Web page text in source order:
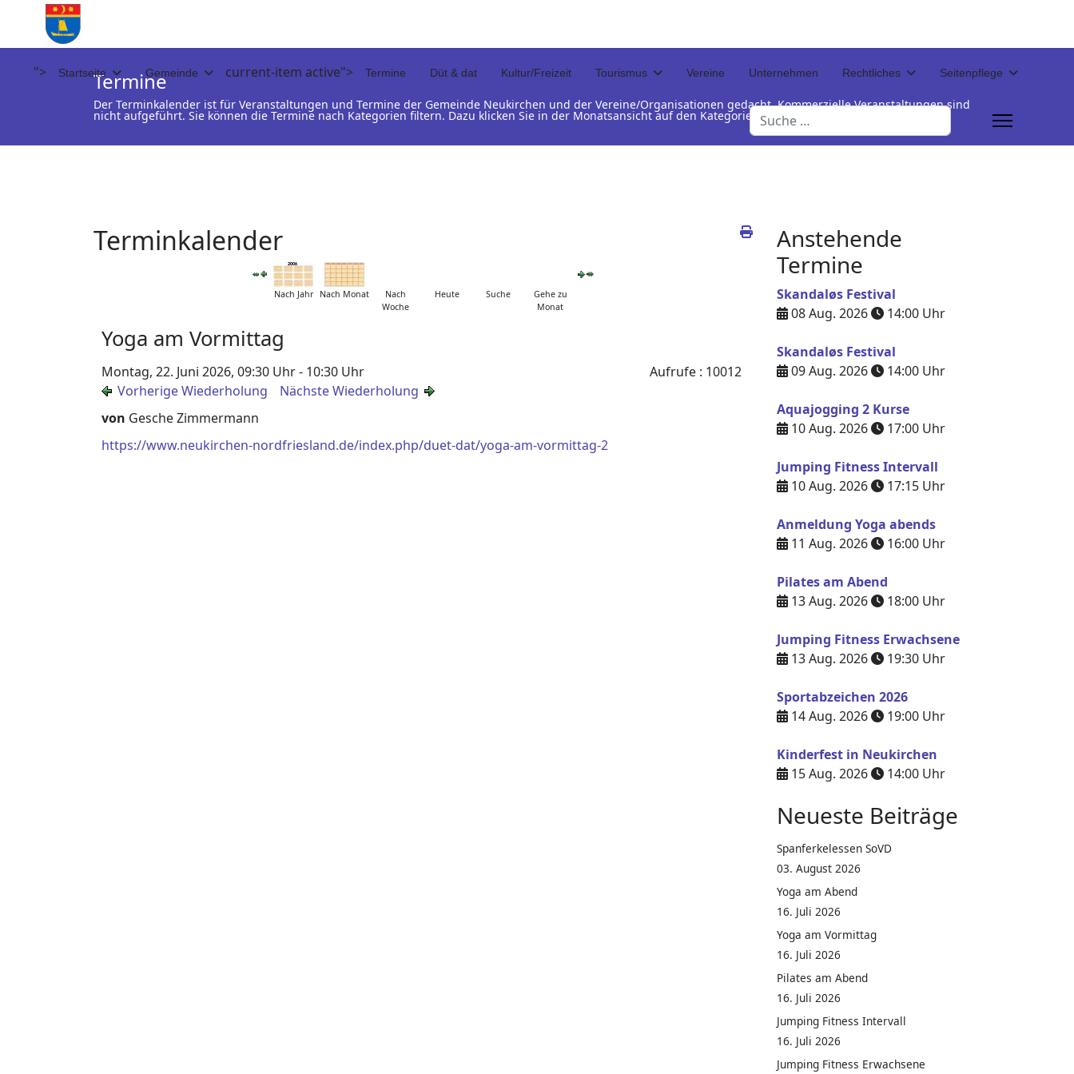
"> Startseite Gemeinde current-item active"> Termine Düt & dat Kultur/Freizeit Tourismus Vereine Unternehmen Rechtliches Seitenpflege
Suchen
Termine
Der Terminkalender ist für Veranstaltungen und Termine der Gemeinde Neukirchen und der Vereine/Organisationen gedacht. Kommerzielle Veranstaltungen sind
nicht aufgeführt. Sie können die Termine nach Kategorien filtern. Dazu klicken Sie in der Monatsansicht auf den Kategorienamen unterhalb der Termintabelle
Terminkalender
Nach Jahr Nach Monat
Nach
Woche
Heute Suche
Gehe zu
Monat
Yoga am Vormittag
Montag, 22. Juni 2026, 09:30 Uhr - 10:30 Uhr
Vorherige Wiederholung
Nächste Wiederholung
Aufrufe: 10012
von Gesche Zimmermann
https://www.neukirchen-nordfriesland.de/index.php/duet-dat/yoga-am-vormittag-2
Anstehende
Termine
Skandaløs Festival
08 Aug. 2026
14:00 Uhr
Skandaløs Festival
09 Aug. 2026
14:00 Uhr
Aquajogging 2 Kurse
10 Aug. 2026
17:00 Uhr
Jumping Fitness Intervall
10 Aug. 2026
17:15 Uhr
Anmeldung Yoga abends
11 Aug. 2026
16:00 Uhr
Pilates am Abend
13 Aug. 2026
18:00 Uhr
Jumping Fitness Erwachsene
13 Aug. 2026
19:30 Uhr
Sportabzeichen 2026
14 Aug. 2026
19:00 Uhr
Kinderfest in Neukirchen
15 Aug. 2026
14:00 Uhr
Neueste Beiträge
Spanferkelessen SoVD
03. August 2026
Yoga am Abend
16. Juli 2026
Yoga am Vormittag
16. Juli 2026
Pilates am Abend
16. Juli 2026
Jumping Fitness Intervall
16. Juli 2026
Jumping Fitness Erwachsene